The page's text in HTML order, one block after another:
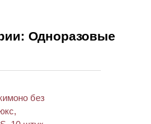
Одноразовые